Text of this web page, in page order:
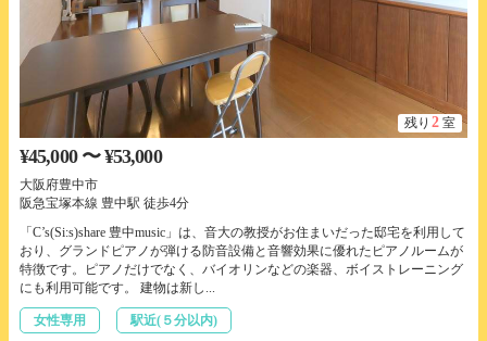
残り 2 室
¥45,000 〜 ¥53,000
大阪府豊中市
阪急宝塚本線 豊中駅 徒歩4分
「C’s(Si:s)share 豊中music」は、音大の教授がお住まいだった邸宅を利用して
おり、グランドピアノが弾ける防音設備と音響効果に優れたピアノルームが
特徴です。ピアノだけでなく、バイオリンなどの楽器、ボイストレーニング
にも利用可能です。 建物は新し...
女性専用 駅近(５分以内)